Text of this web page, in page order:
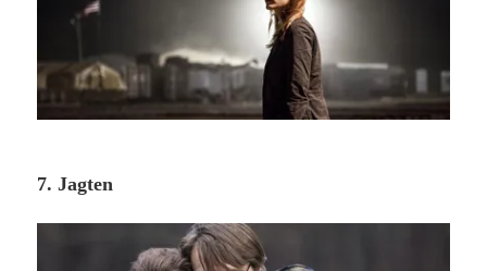
7. Jagten